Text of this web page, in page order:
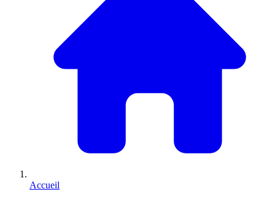
Accueil